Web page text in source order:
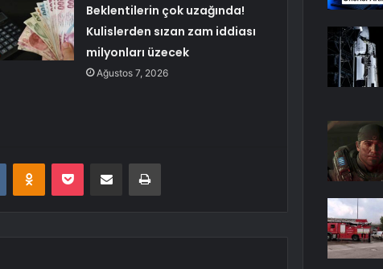
Beklentilerin çok uzağında!
Kulislerden sızan zam iddiası
milyonları üzecek
Ağustos 7, 2026
VKontakteOdnoklassniki
Pocket E-Posta ile paylaş Yazdır